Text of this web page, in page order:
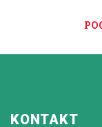
KONTAKT